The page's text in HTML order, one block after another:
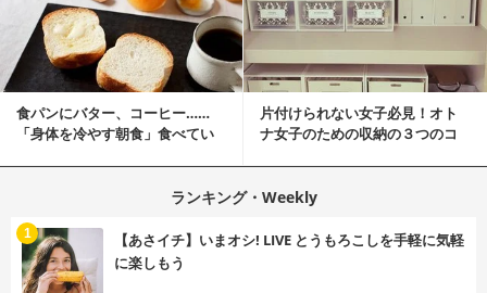
食パンにバター、コーヒー……
「身体を冷やす朝食」食べてい
片付けられない女子必見！オト
ナ女子のための収納の３つのコ
ランキング・Weekly
【あさイチ】いまオシ! LIVE とうもろこしを手軽に気軽
に楽しもう
1